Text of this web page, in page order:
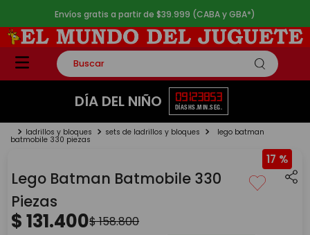
Envíos gratis a partir de $39.999 (CABA y GBA*)
Buscar
TÉRMINOS MÁS BUSCADOS
2.
lego
4.
monopatin
DÍA DEL NIÑO 09
DÍAS
12
HS.
38
MIN.
52
SEG.
ladrillos y bloques sets de ladrillos y bloques lego batman
batmobile 330 piezas
17 %
Lego Batman Batmobile 330
Piezas
$131.400$158.800